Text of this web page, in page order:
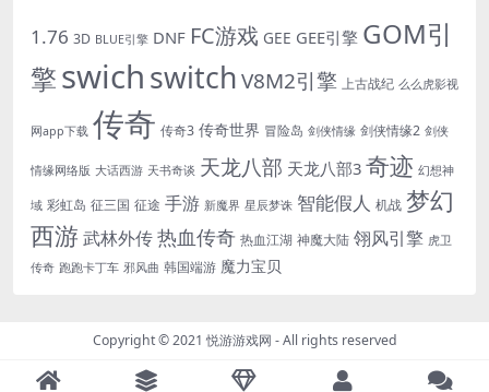
1.76 3D BLUE引擎 DNF FC游戏 GEE GEE引擎 GOM引
擎swichswitchV8M2引擎 上古战纪 么么虎影视
网app下载 传奇 传奇3 传奇世界 冒险岛 剑侠情缘 剑侠情缘2 剑侠
情缘网络版 大话西游 天书奇谈 天龙八部 天龙八部3 奇迹 幻想神
域 彩虹岛 征三国 征途 手游 新魔界 星辰梦诛 智能假人 机战 梦幻
西游 武林外传热血传奇 热血江湖 神魔大陆 翎风引擎 虎卫
传奇 跑跑卡丁车 邪风曲 韩国端游 魔力宝贝
Copyright © 2021悦游游戏网 - All rights reserved